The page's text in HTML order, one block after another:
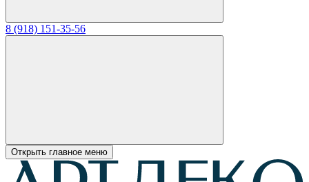
8 (918) 151-35-56
Открыть главное меню